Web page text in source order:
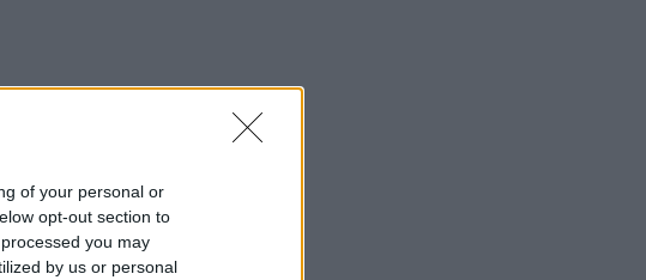
of your personal or
opt-out section to
you may
by us or personal